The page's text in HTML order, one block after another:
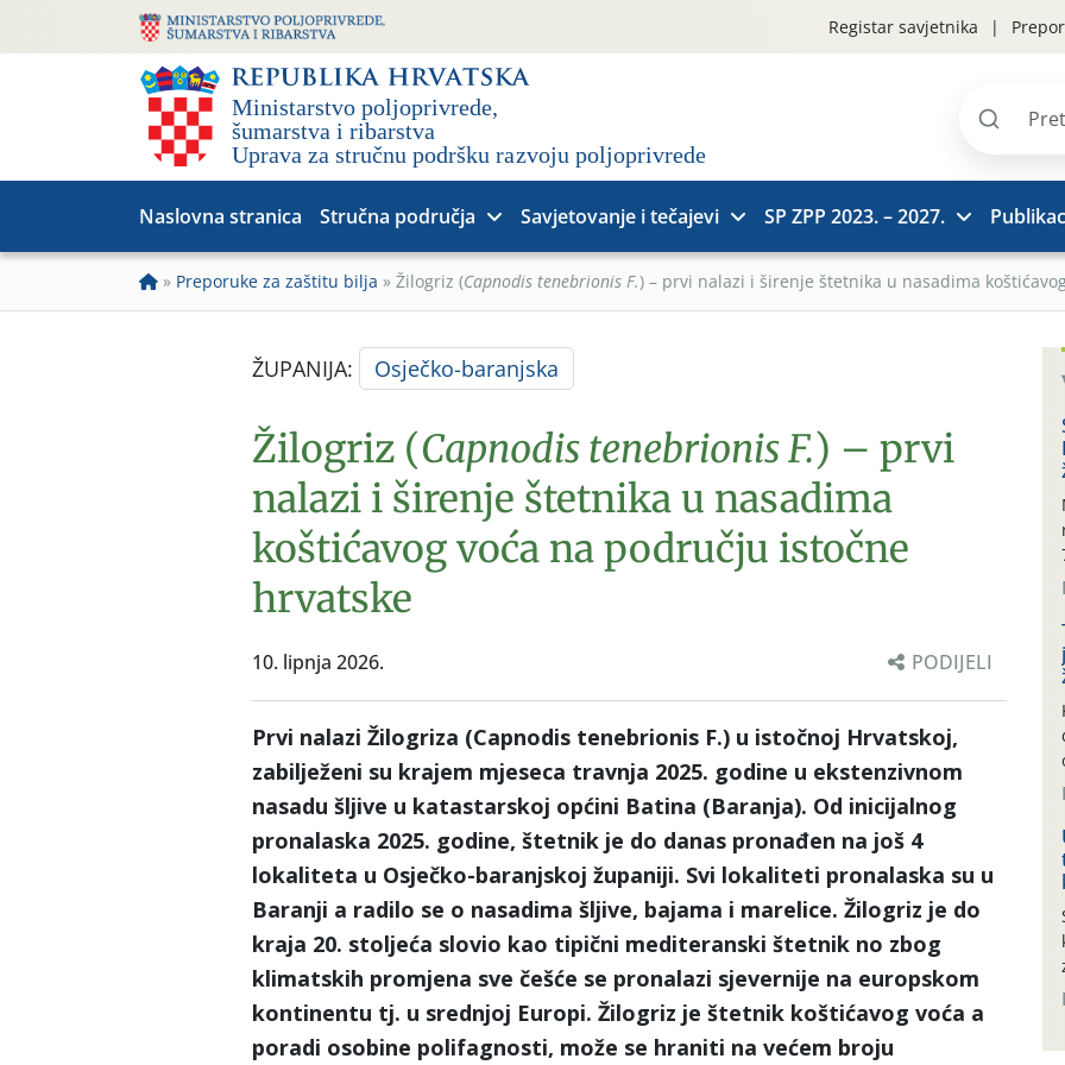
Registar savjetnika
Pretraži
Naslovna stranica Stručna područja Savjetovanje i tečajevi SP ZPP 2023. – 2027.
» Preporuke za zaštitu bilja » Žilogriz (Capnodis tenebrionis F.) – prvi nalazi i širenje štetnika u nasadima
ŽUPANIJA: Osječko-baranjska
Žilogriz (Capnodis tenebrionis F.) – prvi
nalazi i širenje štetnika u nasadima
koštićavog voća na području istočne
hrvatske
10. lipnja 2026. PODIJELI
Prvi nalazi Žilogriza (Capnodis tenebrionis F.) u istočnoj Hrvatskoj,
zabilježeni su krajem mjeseca travnja 2025. godine u ekstenzivnom
nasadu šljive u katastarskoj općini Batina (Baranja). Od inicijalnog
pronalaska 2025. godine, štetnik je do danas pronađen na još 4
lokaliteta u Osječko-baranjskoj županiji. Svi lokaliteti pronalaska su u
Baranji a radilo se o nasadima šljive, bajama i marelice. Žilogriz je do
kraja 20. stoljeća slovio kao tipični mediteranski štetnik no zbog
klimatskih promjena sve češće se pronalazi sjevernije na europskom
kontinentu tj. u srednjoj Europi. Žilogriz je štetnik koštićavog voća a
poradi osobine polifagnosti, može se hraniti na većem broju